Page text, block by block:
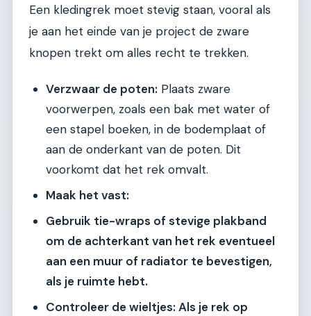
Een kledingrek moet stevig staan, vooral als
je aan het einde van je project de zware
knopen trekt om alles recht te trekken.
Verzwaar de poten: Plaats zware
voorwerpen, zoals een bak met water of
een stapel boeken, in de bodemplaat of
aan de onderkant van de poten. Dit
voorkomt dat het rek omvalt.
Maak het vast:
Gebruik tie-wraps of stevige plakband
om de achterkant van het rek eventueel
aan een muur of radiator te bevestigen,
als je ruimte hebt.
Controleer de wieltjes: Als je rek op